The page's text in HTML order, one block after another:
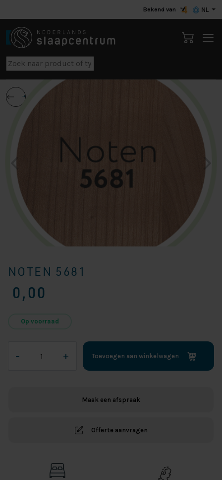
Bekend van NL
NOTEN 5681
0,00
Op voorraad
–
5681
+ Toevoegen aan winkelwagen
Maak een afspraak
Offerte aanvragen